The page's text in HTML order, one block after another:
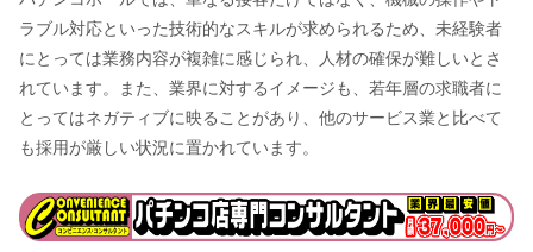
ラブル対応といった技術的なスキルが求められるため、未経験者
にとっては業務内容が複雑に感じられ、人材の確保が難しいとさ
れています。また、業界に対するイメージも、若年層の求職者に
とってはネガティブに映ることがあり、他のサービス業と比べて
も採用が厳しい状況に置かれています。